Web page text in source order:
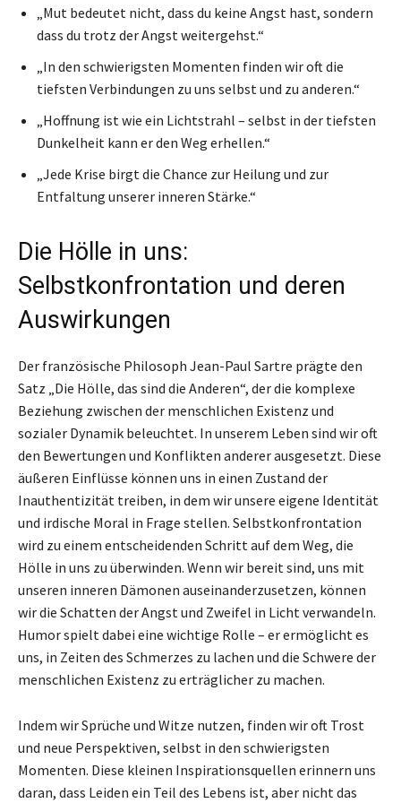
„Mut bedeutet nicht, dass du keine Angst hast, sondern
dass du trotz der Angst weitergehst.“
„In den schwierigsten Momenten finden wir oft die
tiefsten Verbindungen zu uns selbst und zu anderen.“
„Hoffnung ist wie ein Lichtstrahl – selbst in der tiefsten
Dunkelheit kann er den Weg erhellen.“
„Jede Krise birgt die Chance zur Heilung und zur
Entfaltung unserer inneren Stärke.“
Die Hölle in uns:
Selbstkonfrontation und deren
Auswirkungen
Der französische Philosoph Jean-Paul Sartre prägte den
Satz „Die Hölle, das sind die Anderen“, der die komplexe
Beziehung zwischen der menschlichen Existenz und
sozialer Dynamik beleuchtet. In unserem Leben sind wir oft
den Bewertungen und Konflikten anderer ausgesetzt. Diese
äußeren Einflüsse können uns in einen Zustand der
Inauthentizität treiben, in dem wir unsere eigene Identität
und irdische Moral in Frage stellen. Selbstkonfrontation
wird zu einem entscheidenden Schritt auf dem Weg, die
Hölle in uns zu überwinden. Wenn wir bereit sind, uns mit
unseren inneren Dämonen auseinanderzusetzen, können
wir die Schatten der Angst und Zweifel in Licht verwandeln.
Humor spielt dabei eine wichtige Rolle – er ermöglicht es
uns, in Zeiten des Schmerzes zu lachen und die Schwere der
menschlichen Existenz zu erträglicher zu machen.
Indem wir Sprüche und Witze nutzen, finden wir oft Trost
und neue Perspektiven, selbst in den schwierigsten
Momenten. Diese kleinen Inspirationsquellen erinnern uns
daran, dass Leiden ein Teil des Lebens ist, aber nicht das